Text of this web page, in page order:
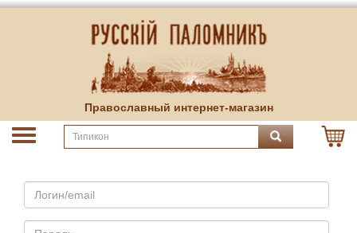
Православный интернет-магазин
Email
Пароль